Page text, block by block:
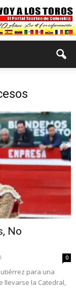
No
0
para una
llevarse la Catedral,